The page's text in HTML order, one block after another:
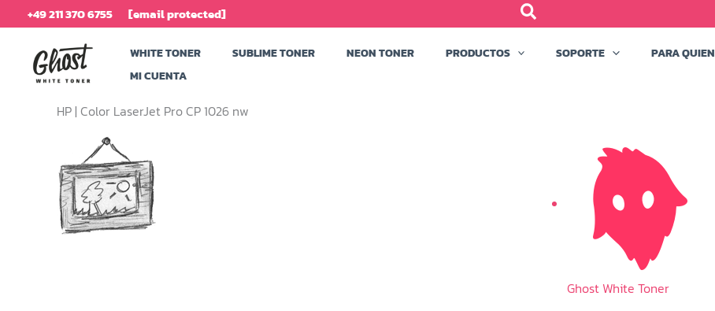
al
contenido
+49 211 370 6755 [email protected]
WHITE TONER SUBLIME TONER NEON TONER PRODUCTOS SOPORTE PARA QUIEN
MI CUENTA
HP | Color LaserJet Pro CP 1026 nw
Ghost White Toner